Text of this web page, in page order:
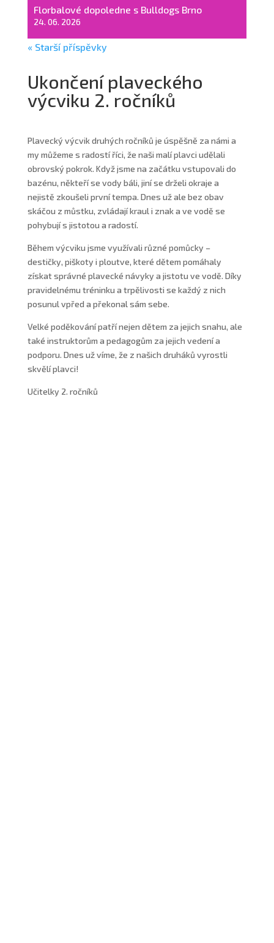
Florbalové dopoledne s Bulldogs Brno
24. 06. 2026
« Starší příspěvky
Ukončení plaveckého
výcviku 2. ročníků
Plavecký výcvik druhých ročníků je úspěšně za námi a
my můžeme s radostí říci, že naši malí plavci udělali
obrovský pokrok. Když jsme na začátku vstupovali do
bazénu, někteří se vody báli, jiní se drželi okraje a
nejistě zkoušeli první tempa. Dnes už ale bez obav
skáčou z můstku, zvládají kraul i znak a ve vodě se
pohybují s jistotou a radostí.
Během výcviku jsme využívali různé pomůcky –
destičky, piškoty i ploutve, které dětem pomáhaly
získat správné plavecké návyky a jistotu ve vodě. Díky
pravidelnému tréninku a trpělivosti se každý z nich
posunul vpřed a překonal sám sebe.
Velké poděkování patří nejen dětem za jejich snahu, ale
také instruktorům a pedagogům za jejich vedení a
podporu. Dnes už víme, že z našich druháků vyrostli
skvělí plavci!
Učitelky 2. ročníků